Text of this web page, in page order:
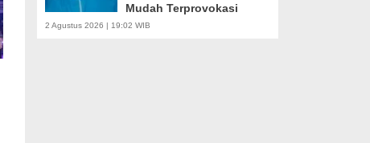
Mudah Terprovokasi
2 Agustus 2026 | 19:02 WIB